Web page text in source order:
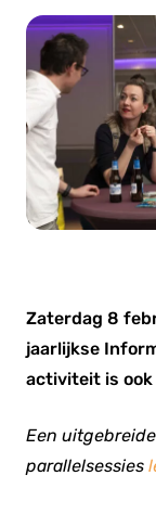
Zaterdag 8
jaarlijkse
activiteit is ook
Een
parallelsessies